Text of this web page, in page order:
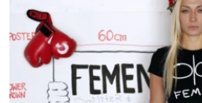
пошуку
ІНТЕРВ'Ю
ВСЕ ЗА ДЕНЬ
СПЕЦПРОЕКТИ
ДЕПОРТАЦІЯ
ЯК ОБІЙТИ БЛОКУВАННЯ